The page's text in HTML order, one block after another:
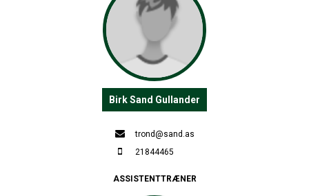
Birk Sand Gullander
trond@sand.as
21844465
ASSISTENTTRÆNER